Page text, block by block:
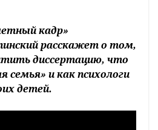
кадр»
расскажет о том,
диссертацию, что
семья» и как психологи
детей.